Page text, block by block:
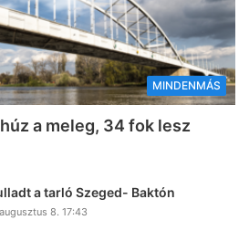
MINDENMÁS
a meleg, 34 fok lesz
a tarló Szeged- Baktón
8. 17:43